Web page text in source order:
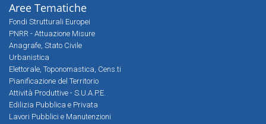
Aree Tematiche
Fondi Strutturali Europei
PNRR - Attuazione Misure
Anagrafe, Stato Civile
Urbanistica
Elettorale, Toponomastica, Cens.ti
Pianificazione del Territorio
Attività Produttive - S.U.A.P.E.
Edilizia Pubblica e Privata
Lavori Pubblici e Manutenzioni